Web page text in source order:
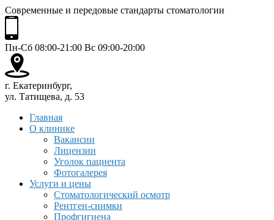
Современные и передовые стандарты стоматологии
Пн-Сб 08:00-21:00 Вс 09:00-20:00
г. Екатеринбург,
ул. Татищева, д. 53
Главная
О клинике
Вакансии
Лицензии
Уголок пациента
Фотогалерея
Услуги и цены
Стоматологический осмотр
Рентген-снимки
Профгигиена